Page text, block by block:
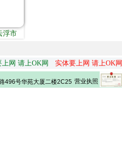
浮市
上网 请上OK网 实体要上网 请上OK网
496号华苑大厦二楼2C25 营业执照